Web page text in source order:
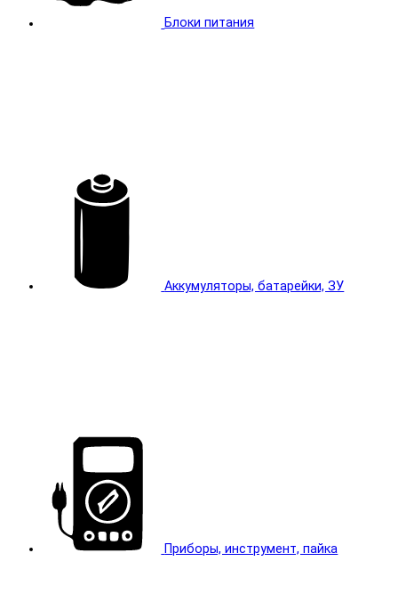
Блоки питания
Аккумуляторы, батарейки, ЗУ
Приборы, инструмент, пайка